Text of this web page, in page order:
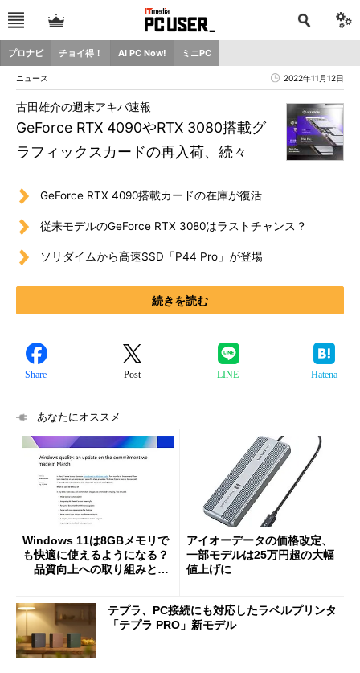
プロナビ チョイ得！ AI PC Now! ミニPC
ニュース 2022年11月12日
GeForce RTX 4090やRTX 3080搭載グ
ラフィックスカードの再入荷、続々
古田雄介の週末アキバ速報
GeForce RTX 4090搭載カードの在庫が復活
従来モデルのGeForce RTX 3080はラストチャンス？
ソリダイムから高速SSD「P44 Pro」が登場
続きを読む
Share Post LINE Hatena
あなたにオススメ
Windows 11は8GBメモリで
も快適に使えるようになる？
品質向上への取り組みと
アイオーデータの価格改定、
一部モデルは25万円超の大幅
値上げに
テプラ、PC接続にも対応したラベルプリンタ
「テプラ PRO」新モデル